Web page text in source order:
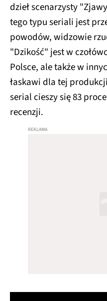
dzieł scenarzysty
tego typu seriali jest
powodów, widzowie
"Dzikość" jest w
Polsce, ale także w
łaskawi dla tej
serial cieszy się 83
recenzji.